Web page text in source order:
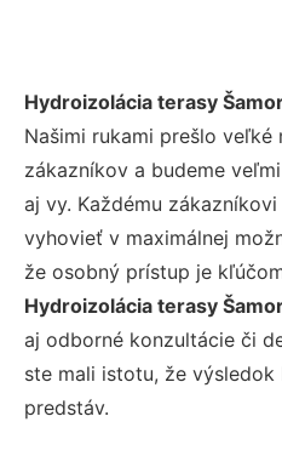
Hydroizolácia terasy
Našimi rukami prešlo
zákazníkov a budeme
aj vy. Každému
vyhovieť v maximálnej
že osobný prístup je
Hydroizolácia terasy
aj odborné konzultácie či
ste mali istotu, že
predstáv.